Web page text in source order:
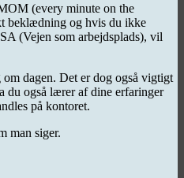
(every minute on the
beklædning og hvis du ikke
(Vejen som arbejdsplads), vil
dagen. Det er dog også vigtigt
du også lærer af dine erfaringer
på kontoret.
man siger.